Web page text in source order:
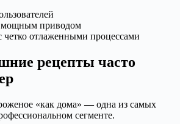
мощным приводом
четко отлаженными процессами
рецепты часто
«как дома» — одна из самых
сегменте.